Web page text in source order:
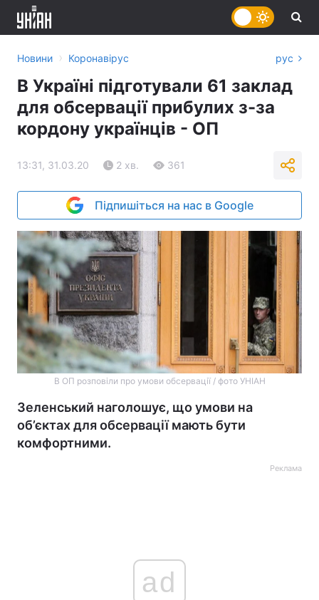
Новини › Коронавірус рус
В Україні підготували 61 заклад
для обсервації прибулих з-за
кордону українців - ОП
13:31, 31.03.20 2 хв. 361
Підпишіться на нас в Google
В ОП розповіли про умови обсервації / фото УНІАН
Зеленський наголошує, що умови на
об’єктах для обсервації мають бути
комфортними.
Реклама
ad